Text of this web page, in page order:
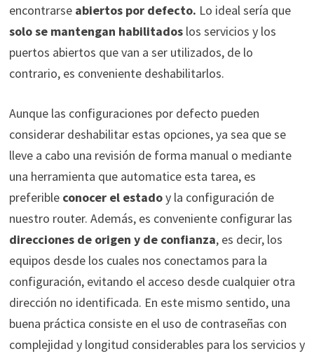
encontrarse abiertos por defecto. Lo ideal sería que
solo se mantengan habilitadoslos servicios y los
puertos abiertos que van a ser utilizados, de lo
contrario, es conveniente deshabilitarlos.
Aunque las configuraciones por defecto pueden
considerar deshabilitar estas opciones, ya sea que se
lleve a cabo una revisión de forma manual o mediante
una herramienta que automatice esta tarea, es
preferible conocer el estadoy la configuración de
nuestro router. Además, es conveniente configurar las
direcciones de origen y de confianza, es decir, los
equipos desde los cuales nos conectamos para la
configuración, evitando el acceso desde cualquier otra
dirección no identificada. En este mismo sentido, una
buena práctica consiste en el uso de contraseñas con
complejidad y longitud considerables para los servicios y